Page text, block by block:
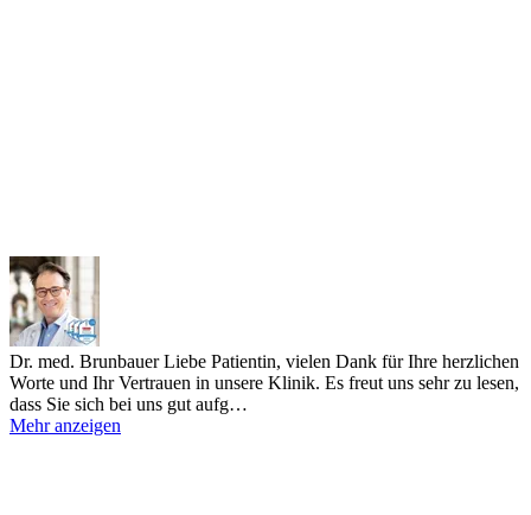
Dr. med. BrunbauerLiebe Patientin, vielen Dank für Ihre herzlichen
Worte und Ihr Vertrauen in unsere Klinik. Es freut uns sehr zu lesen,
dass Sie sich bei uns gut aufg…
Mehr anzeigen